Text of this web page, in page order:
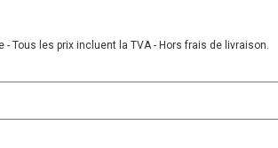
Tous les prix incluent la TVA - Hors frais de livraison.